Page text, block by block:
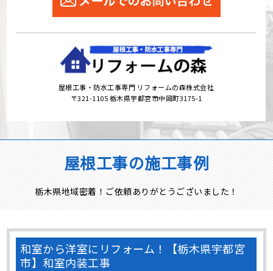
屋根工事・防水工事専門 リフォームの森株式会社
〒321-1105 栃木県宇都宮市中岡町3175-1
屋根工事の施工事例
栃木県地域密着！ご依頼ありがとうございました！
和室から洋室にリフォーム！【栃木県宇都宮
市】和室内装工事